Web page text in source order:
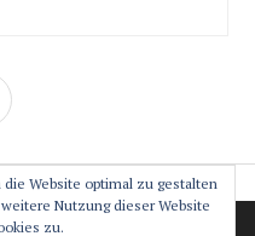
SEITENLEISTE
Website optimal zu gestalten
Nutzung dieser Website
zu.